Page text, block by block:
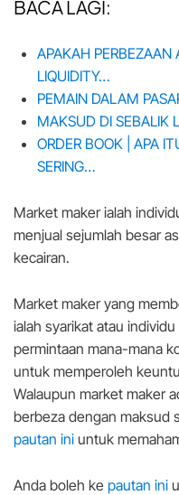
BACA LAGI:
APAKAH
LIQUIDITY…
PEMAIN DALAM
MAKSUD DI SEBALIK
ORDER BOOK | APA
SERING…
Market maker ialah
menjual sejumlah besar
kecairan.
Market maker yang
ialah syarikat atau
permintaan mana-mana
untuk memperoleh
Walaupun market maker
berbeza dengan maksud
pautan ini untuk
Anda boleh ke pautan ini